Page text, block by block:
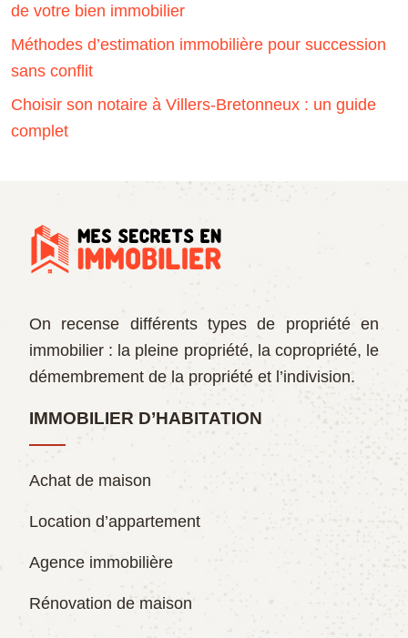
de votre bien immobilier
Méthodes d’estimation immobilière pour succession
sans conflit
Choisir son notaire à Villers-Bretonneux : un guide
complet
On recense différents types de propriété en
immobilier : la pleine propriété, la copropriété, le
démembrement de la propriété et l’indivision.
IMMOBILIER D’HABITATION
Achat de maison
Location d’appartement
Agence immobilière
Rénovation de maison